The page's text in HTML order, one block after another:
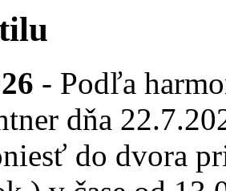
- Podľa
dňa
do dvora